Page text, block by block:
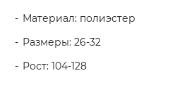
Материал: полиэстер
Размеры: 26-32
Рост: 104-128